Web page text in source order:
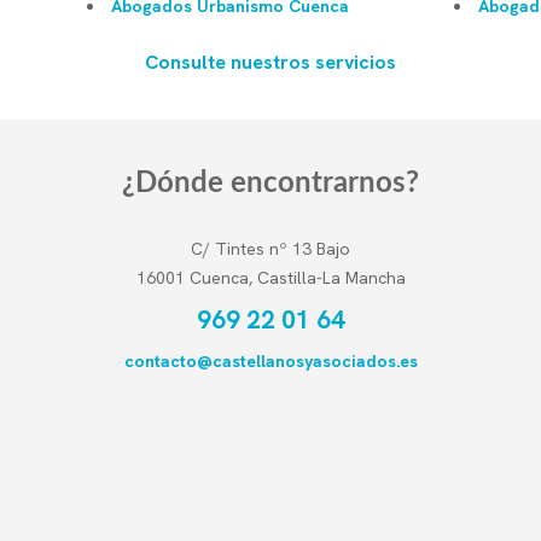
Abogados Urbanismo Cuenca
Consulte nuestros servicios
¿Dónde encontrarnos?
C/ Tintes nº 13 Bajo
16001 Cuenca, Castilla-La Mancha
969 22 01 64
contacto@castellanosyasociados.es